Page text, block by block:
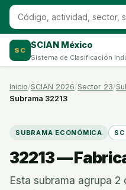
SC
SCIAN México
Sistema de Clasificación
Inicio SCIAN 2026 Sector 23
Subrama 32213
SUBRAMA ECONÓMICA
32213 —
Esta subrama agrupa